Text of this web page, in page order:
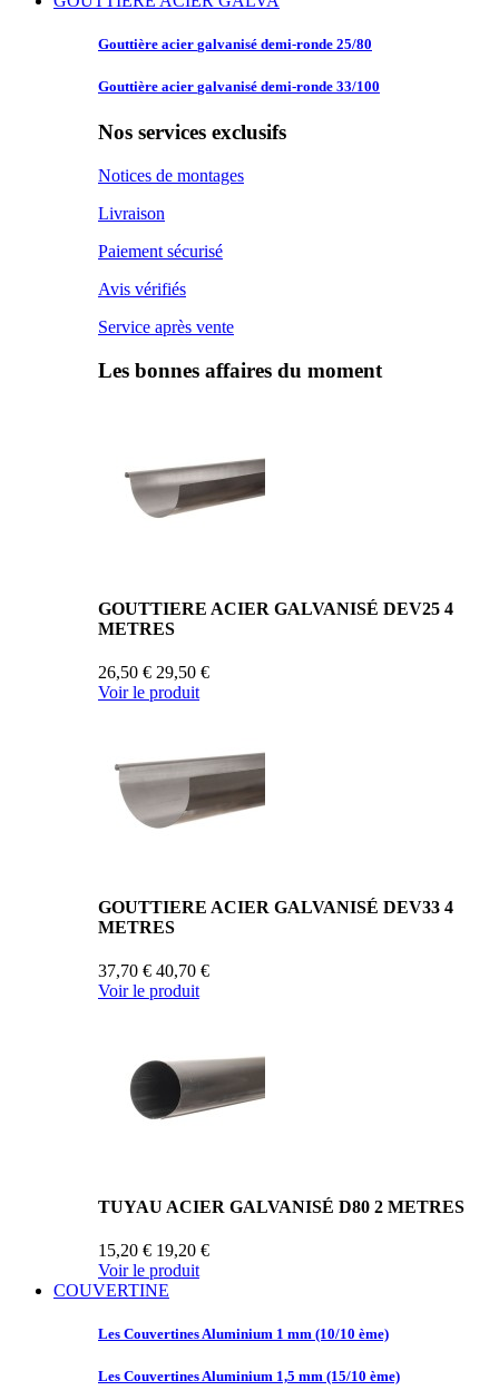
Gouttière acier galvanisé demi-ronde 25/80
Gouttière acier galvanisé demi-ronde 33/100
Nos services exclusifs
Notices de montages
Livraison
Paiement sécurisé
Avis vérifiés
Service après vente
Les bonnes affaires du moment
GOUTTIERE ACIER GALVANISÉ DEV25 4
METRES
26,50 € 29,50 €
Voir le produit
GOUTTIERE ACIER GALVANISÉ DEV33 4
METRES
37,70 € 40,70 €
Voir le produit
TUYAU ACIER GALVANISÉ D80 2 METRES
15,20 € 19,20 €
Voir le produit
COUVERTINE
Les CouvertinesAluminium 1 mm (10/10 ème)
Les CouvertinesAluminium 1,5 mm (15/10 ème)